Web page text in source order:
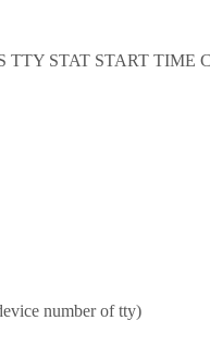
TTY STAT START TIME
number of tty)